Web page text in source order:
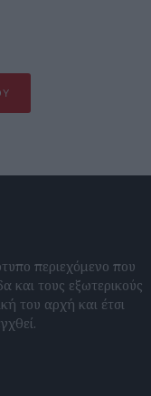
περιεχόμενο που
και τους εξωτερικούς
του αρχή και έτσι